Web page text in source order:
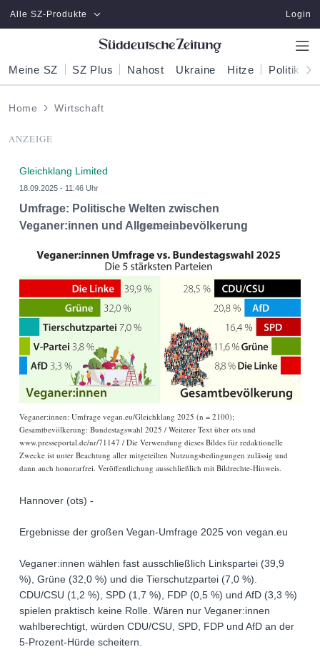
Zum Hauptinhalt springen
Alle SZ-Produkte Login
Meine SZ SZ Plus Nahost Ukraine Hitze Politik
Home Wirtschaft
ANZEIGE
Gleichklang Limited
18.09.2025 - 11:46 Uhr
Umfrage: Politische Welten zwischen
Veganer:innen und Allgemeinbevölkerung
Veganer:innen: Umfrage vegan.eu/Gleichklang 2025 (n = 2100);
Gesamtbevölkerung: Bundestagswahl 2025 / Weiterer Text über ots und
www.presseportal.de/nr/71147 / Die Verwendung dieses Bildes für redaktionelle
Zwecke ist unter Beachtung aller mitgeteilten Nutzungsbedingungen zulässig und
dann auch honorarfrei. Veröffentlichung ausschließlich mit Bildrechte-Hinweis.
Hannover (ots) -
Ergebnisse der großen Vegan-Umfrage 2025 von vegan.eu
Veganer:innen wählen fast ausschließlich Linkspartei (39,9
%), Grüne (32,0 %) und die Tierschutzpartei (7,0 %).
CDU/CSU (1,2 %), SPD (1,7 %), FDP (0,5 %) und AfD (3,3 %)
spielen praktisch keine Rolle. Wären nur Veganer:innen
wahlberechtigt, würden CDU/CSU, SPD, FDP und AfD an der
5-Prozent-Hürde scheitern.